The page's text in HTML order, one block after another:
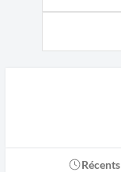
Récents